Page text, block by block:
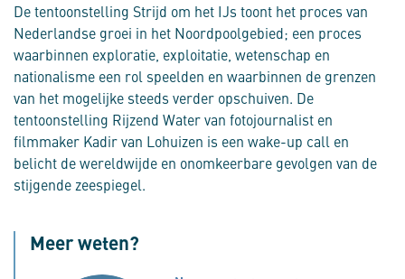
De tentoonstelling Strijd om het IJs toont het proces van
Nederlandse groei in het Noordpoolgebied; een proces
waarbinnen exploratie, exploitatie, wetenschap en
nationalisme een rol speelden en waarbinnen de grenzen
van het mogelijke steeds verder opschuiven. De
tentoonstelling Rijzend Water van fotojournalist en
filmmaker Kadir van Lohuizen is een wake-up call en
belicht de wereldwijde en onomkeerbare gevolgen van de
stijgende zeespiegel.
Meer weten?